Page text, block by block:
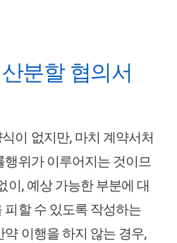
분할 협의서
이 없지만, 마치 계약서처
행위가 이루어지는 것이므
이, 예상 가능한 부분에 대
할 수 있도록 작성하는
이행을 하지 않는 경우,